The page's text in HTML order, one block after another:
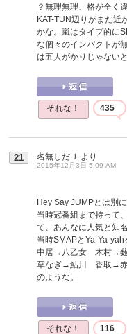
？無理無理、格が全く違
KAT-TUN辺りがまだ近
かな。嵐はタイプ的に
な個々のインパクトが
は五人がかりじゃない
それな！ 435
21 名無しだＪ より
2015年12月3日 5:09 AM
Hey Say JUMPとは別
当時冠番組まで持って
て、あんなに人気と知
当時SMAPとYa-Ya-yah
中居→八乙女 木村→
草なぎ→鮎川 香取→
のような。
それな！ 116